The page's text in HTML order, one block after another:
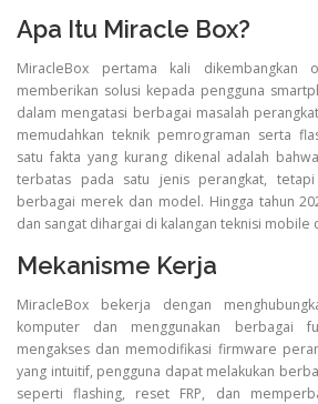
Apa Itu Miracle Box?
MiracleBox pertama kali
memberikan solusi kepada pengguna
dalam mengatasi berbagai masalah
memudahkan teknik pemrograman serta
satu fakta yang kurang dikenal adalah
terbatas pada satu jenis perangkat,
berbagai merek dan model. Hingga tahun
dan sangat dihargai di kalangan teknisi mobile
Mekanisme Kerja
MiracleBox bekerja dengan
komputer dan menggunakan berbagai
mengakses dan memodifikasi firmware
yang intuitif, pengguna dapat melakukan
seperti flashing, reset FRP, dan